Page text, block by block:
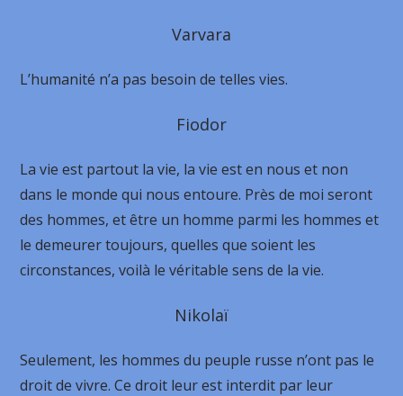
Varvara
L’humanité n’a pas besoin de telles vies.
Fiodor
La vie est partout la vie, la vie est en nous et non
dans le monde qui nous entoure. Près de moi seront
des hommes, et être un homme parmi les hommes et
le demeurer toujours, quelles que soient les
circonstances, voilà le véritable sens de la vie.
Nikolaï
Seulement, les hommes du peuple russe n’ont pas le
droit de vivre. Ce droit leur est interdit par leur